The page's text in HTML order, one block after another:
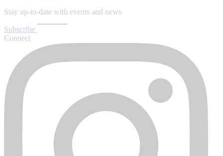
Stay up-to-date with events and news
Subscribe
Connect